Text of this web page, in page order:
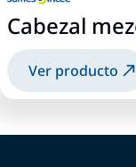
Cabezal
Ver producto